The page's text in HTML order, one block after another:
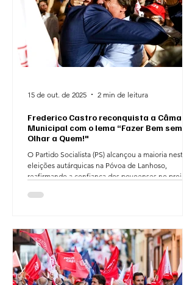
Frederico Castro reconquista a Câmara
Municipal com o lema “Fazer Bem sem
Olhar a Quem!"
O Partido Socialista (PS) alcançou a maioria nestas
eleições autárquicas na Póvoa de Lanhoso,
reafirmando a confiança dos povoenses no projeto
candidato à Câmara Municipal e à Assembleia
elegendo 4 vereadores e garantindo a continuidade
do projeto socialista na liderança do município.
Frederico Castro foi reeleito Presidente da Câ
15 de out. de 2025 2 min de leitura